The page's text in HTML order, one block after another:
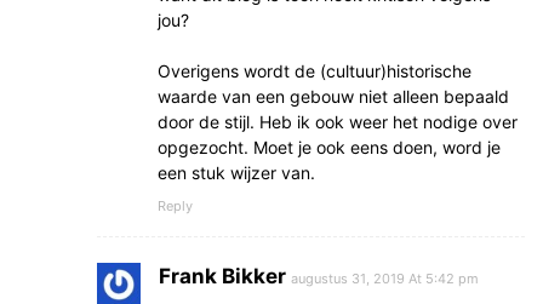
jou?
Overigens wordt de (cultuur)historische
waarde van een gebouw niet alleen bepaald
door de stijl. Heb ik ook weer het nodige over
opgezocht. Moet je ook eens doen, word je
een stuk wijzer van.
Reply
Frank Bikker augustus 31, 2019 At 5:42 pm